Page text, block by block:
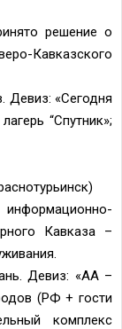
решение о
Кавказского
Девиз: «Сегодня
“Спутник»;
Кавказа –
Девиз: «АА –
(РФ + гости
комплекс